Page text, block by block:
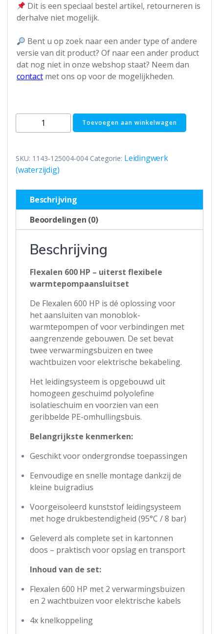
Dit is een speciaal bestel artikel, retourneren is
derhalve niet mogelijk.
Bent u op zoek naar een ander type of andere
versie van dit product? Of naar een ander product
dat nog niet in onze webshop staat? Neem dan
contactmet ons op voor de mogelijkheden.
Thermaflex
Flexalen®
HP
warmtepomp
aansluitset
DN25
20
meter
Toevoegen aan winkelwagen
SKU: 1143-125004-004 Categorie: Leidingwerk
(waterzijdig)
Beschrijving
Beoordelingen (0)
Beschrijving
Flexalen 600 HP – uiterst flexibele
warmtepompaansluitset
De Flexalen 600 HP is dé oplossing voor
het aansluiten van monoblok-
warmtepompen of voor verbindingen met
aangrenzende gebouwen. De set bevat
twee verwarmingsbuizen en twee
wachtbuizen voor elektrische bekabeling.
Het leidingsysteem is opgebouwd uit
homogeen geschuimd polyolefine
isolatieschuim en voorzien van een
geribbelde PE-omhullingsbuis.
Belangrijkste kenmerken:
Geschikt voor ondergrondse toepassingen
Eenvoudige en snelle montage dankzij de
kleine buigradius
Voorgeïsoleerd kunststof leidingsysteem
met hoge drukbestendigheid (95°C / 8 bar)
Geleverd als complete set in kartonnen
doos – praktisch voor opslag en transport
Inhoud van de set:
Flexalen 600 HP met 2 verwarmingsbuizen
en 2 wachtbuizen voor elektrische kabels
4x knelkoppeling